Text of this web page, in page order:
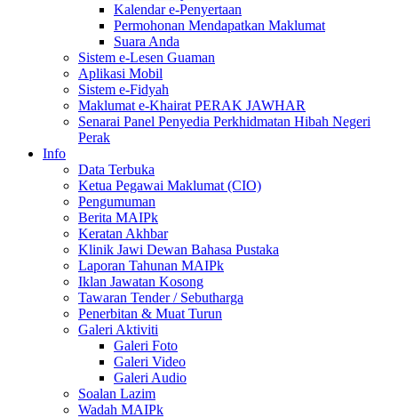
Kalendar e-Penyertaan
Permohonan Mendapatkan Maklumat
Suara Anda
Sistem e-Lesen Guaman
Aplikasi Mobil
Sistem e-Fidyah
Maklumat e-Khairat PERAK JAWHAR
Senarai Panel Penyedia Perkhidmatan Hibah Negeri
Perak
Info
Data Terbuka
Ketua Pegawai Maklumat (CIO)
Pengumuman
Berita MAIPk
Keratan Akhbar
Klinik Jawi Dewan Bahasa Pustaka
Laporan Tahunan MAIPk
Iklan Jawatan Kosong
Tawaran Tender / Sebutharga
Penerbitan & Muat Turun
Galeri Aktiviti
Galeri Foto
Galeri Video
Galeri Audio
Soalan Lazim
Wadah MAIPk